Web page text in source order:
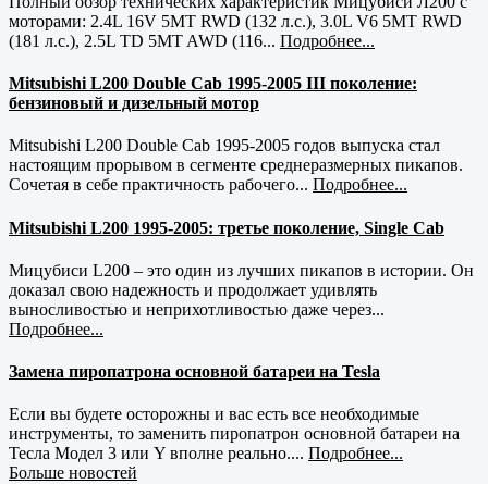
моторами: 2.4L 16V 5MT RWD (132 л.с.), 3.0L V6 5MT RWD
(181 л.с.), 2.5L TD 5MT AWD (116... Подробнее...
Mitsubishi L200 Double Cab 1995-2005 III поколение:
бензиновый и дизельный мотор
Mitsubishi L200 Double Cab 1995-2005 годов выпуска стал
настоящим прорывом в сегменте среднеразмерных пикапов.
Сочетая в себе практичность рабочего... Подробнее...
Mitsubishi L200 1995-2005: третье поколение, Single Cab
Мицубиси L200 – это один из лучших пикапов в истории. Он
доказал свою надежность и продолжает удивлять
выносливостью и неприхотливостью даже через...
Подробнее...
Замена пиропатрона основной батареи на Tesla
Если вы будете осторожны и вас есть все необходимые
инструменты, то заменить пиропатрон основной батареи на
Тесла Модел 3 или Y вполне реально.... Подробнее...
Больше новостей